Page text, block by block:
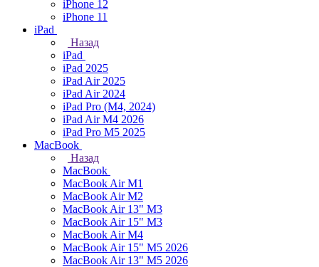
iPhone 12
iPhone 11
iPad
Назад
iPad
iPad 2025
iPad Air 2025
iPad Air 2024
iPad Pro (M4, 2024)
iPad Air M4 2026
iPad Pro M5 2025
MacBook
Назад
MacBook
MacBook Air M1
MacBook Air M2
MacBook Air 13" M3
MacBook Air 15" M3
MacBook Air M4
MacBook Air 15" М5 2026
MacBook Air 13" М5 2026